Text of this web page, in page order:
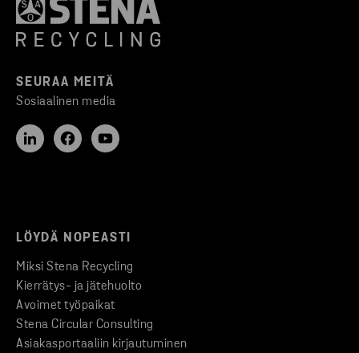
SEURAA MEITÄ
Sosiaalinen media
LÖYDÄ NOPEASTI
Miksi Stena Recycling
Kierrätys- ja jätehuolto
Avoimet työpaikat
Stena Circular Consulting
Asiakasportaaliin kirjautuminen